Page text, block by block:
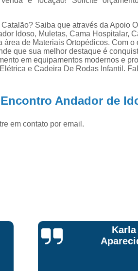
Muleta de Alumínio
Muleta Infantil
órtese
órtese
Saiba que através da Apoio
Idoso, Muletas, Cama Hospitalar,
de Materiais Ortopédicos. Com o
que sua melhor destaque é
em equipamentos modernos e
e Cadeira De Rodas Infantil.
Andador de
em contato por email.